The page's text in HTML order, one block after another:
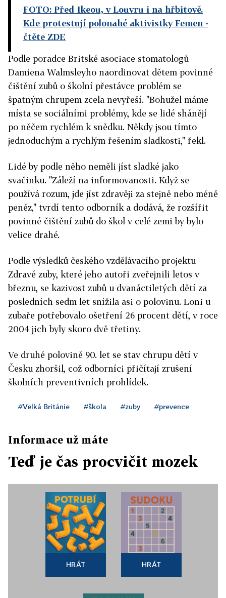
FOTO: Před Ikeou, v Louvru i na hřbitově.
Kde protestují polonahé aktivistky Femen -
čtěte ZDE
Podle poradce Britské asociace stomatologů
Damiena Walmsleyho naordinovat dětem povinné
čištění zubů o školní přestávce problém se
špatným chrupem zcela nevyřeší. "Bohužel máme
místa se sociálními problémy, kde se lidé shánějí
po něčem rychlém k snědku. Někdy jsou tímto
jednoduchým a rychlým řešením sladkosti," řekl.
Lidé by podle něho neměli jíst sladké jako
svačinku. "Záleží na informovanosti. Když se
používá rozum, jde jíst zdravěji za stejně nebo méně
peněz," tvrdí tento odborník a dodává, že rozšířit
povinné čištění zubů do škol v celé zemi by bylo
velice drahé.
Podle výsledků českého vzdělávacího projektu
Zdravé zuby, které jeho autoři zveřejnili letos v
březnu, se kazivost zubů u dvanáctiletých dětí za
posledních sedm let snížila asi o polovinu. Loni u
zubaře potřebovalo ošetření 26 procent dětí, v roce
2004 jich byly skoro dvě třetiny.
Ve druhé polovině 90. let se stav chrupu dětí v
Česku zhoršil, což odborníci přičítají zrušení
školních preventivních prohlídek.
#Velká Británie #škola #zuby #prevence
Informace už máte
Teď je čas procvičit mozek
HRÁT HRÁT